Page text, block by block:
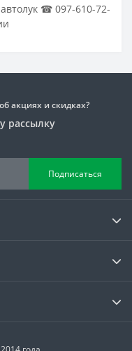
☎ 097-610-72-
акциях и скидках?
рассылку
Подписаться